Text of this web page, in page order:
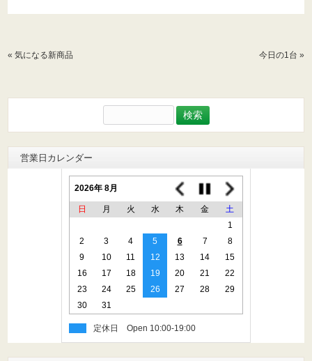
«気になる新商品 今日の1台 »
索:
営業日カレンダー
2026年 8月
日 月 火 水 木 金
土
1
2
3 4 5 6 7
8
9
10 11 12 13 14
15
16
17 18 19 20 21
22
23
24 25 26 27 28
29
30
31
定休日